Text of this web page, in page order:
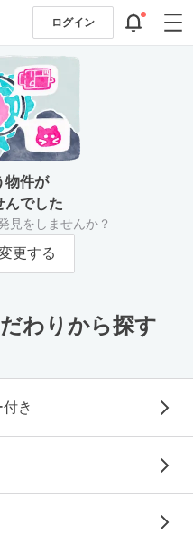
ログイン
物件が
んでした
見をしませんか？
更する
わりから探す
き